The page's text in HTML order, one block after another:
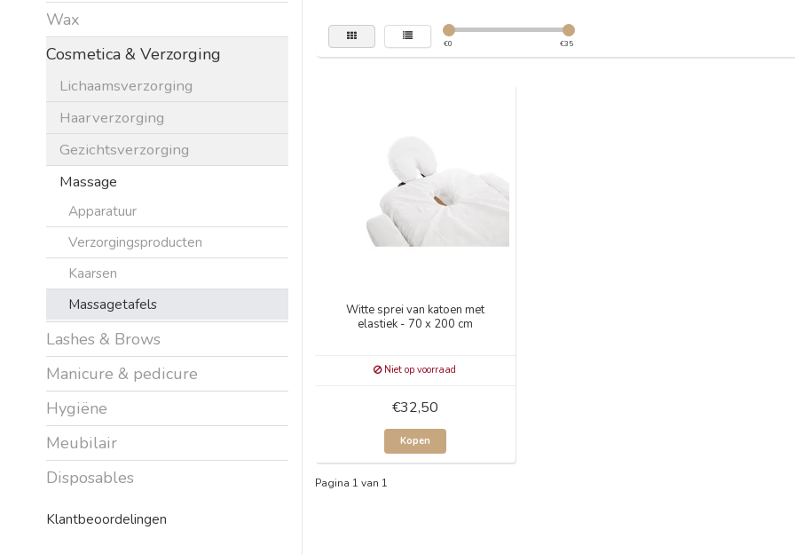
Wax
Cosmetica & Verzorging
Lichaamsverzorging
Haarverzorging
Gezichtsverzorging
Massage
Apparatuur
Verzorgingsproducten
Kaarsen
Massagetafels
Lashes & Brows
Manicure & pedicure
Hygiëne
Meubilair
Disposables
Klantbeoordelingen
€0 €35
Witte sprei van katoen met
elastiek - 70 x 200 cm
Niet op voorraad
€32,50
Kopen
Pagina 1 van 1